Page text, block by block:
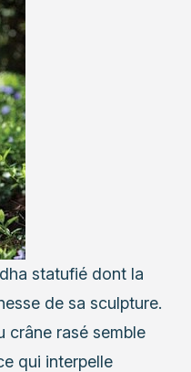
statufié dont la
de sa sculpture.
crâne rasé semble
qui interpelle